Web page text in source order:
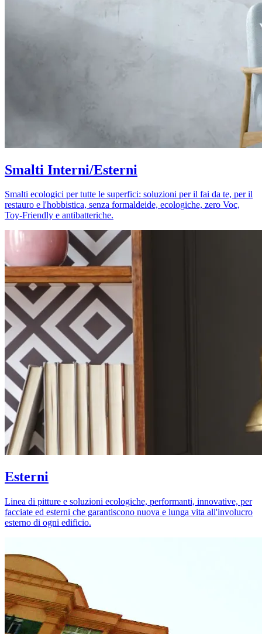
Smalti Interni/Esterni
Smalti ecologici per tutte le superfici: soluzioni per il fai da te, per il
restauro e l'hobbistica, senza formaldeide, ecologiche, zero Voc,
Toy-Friendly e antibatteriche.
Esterni
Linea di pitture e soluzioni ecologiche, performanti, innovative, per
facciate ed esterni che garantiscono nuova e lunga vita all'involucro
esterno di ogni edificio.